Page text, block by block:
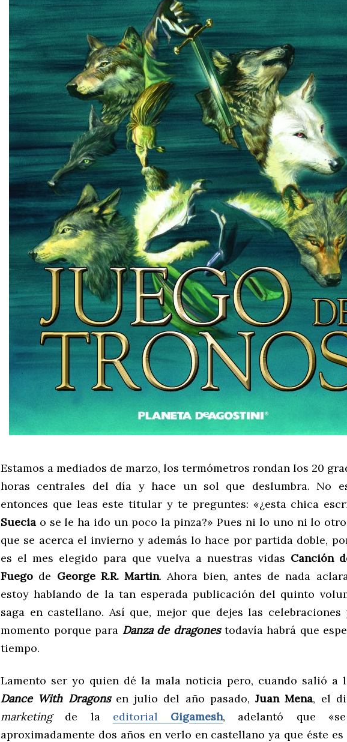
Estamos a mediados de marzo, los termómetros rondan los 20
horas centrales del día y hace un sol que deslumbra. No
entonces que leas este titular y te preguntes: «¿esta chica
Suecia o se le ha ido un poco la pinza?» Pues ni lo uno ni lo
que se acerca el invierno y además lo hace por partida doble,
es el mes elegido para que vuelva a nuestras vidas Canción
Fuego de George R.R. Martin. Ahora bien, antes de nada
estoy hablando de la tan esperada publicación del quinto
saga en castellano. Así que, mejor que dejes las
momento porque para Danza de dragonestodavía habrá que
tiempo.
Lamento ser yo quien dé la mala noticia pero, cuando salió a
Dance With Dragonsen julio del año pasado, Juan Mena, el
marketingde la editorial Gigamesh, adelantó que
aproximadamente dos años en verlo en castellano ya que éste